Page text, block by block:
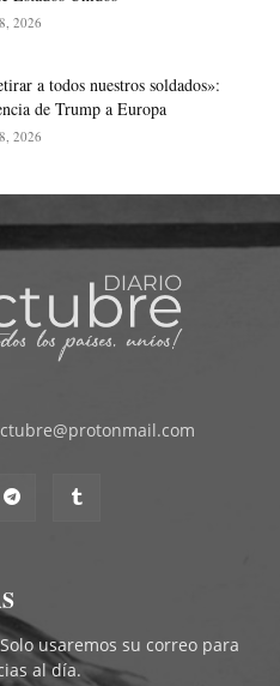
2026
a todos nuestros soldados»:
de Trump a Europa
2026
usaremos su correo para
al día.